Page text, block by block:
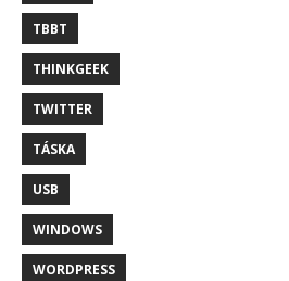
TBBT
THINKGEEK
TWITTER
TÁSKA
USB
WINDOWS
WORDPRESS